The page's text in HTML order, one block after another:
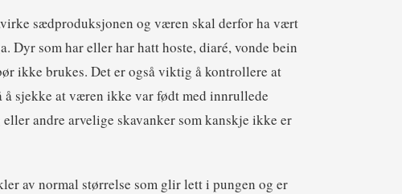
sædproduksjonen og væren skal derfor ha vært
Dyr som har eller har hatt hoste, diaré, vonde bein
ikke brukes. Det er også viktig å kontrollere at
å sjekke at væren ikke var født med innrullede
andre arvelige skavanker som kanskje ikke er
av normal størrelse som glir lett i pungen og er